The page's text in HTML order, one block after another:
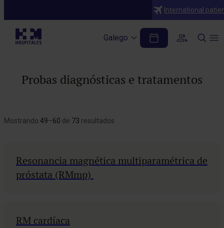
International
Galego
Probas diagnósticas e tratamentos
Mostrando 49–60 de 73 resultados
Resonancia magnética multiparamétrica de
próstata (RMmp)
RM cardíaca